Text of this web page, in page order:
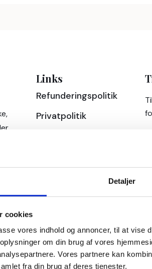
Detaljer
cookies
vores indhold og annoncer, til at vise
om din brug af vores
Vores partnere kan
fra din brug af deres tjenester.
Links
Refunderingspolitik
Privatpolitik